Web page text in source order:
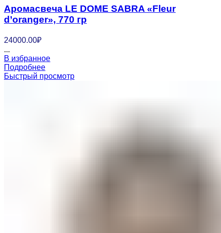
Аромасвеча LE DOME SABRA «Fleur
d’oranger», 770 гр
24000.00₽
...
В избранное
Подробнее
Быстрый просмотр